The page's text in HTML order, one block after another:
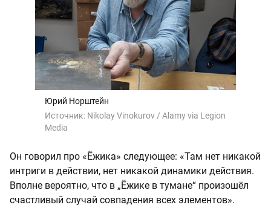
Юрий Норштейн
Источник: Nikolay Vinokurov / Alamy via Legion
Media
Он говорил про «Ёжика» следующее: «Там нет никакой
интриги в действии, нет никакой динамики действия.
Вполне вероятно, что в „Ёжике в тумане“ произошёл
счастливый случай совпадения всех элементов».